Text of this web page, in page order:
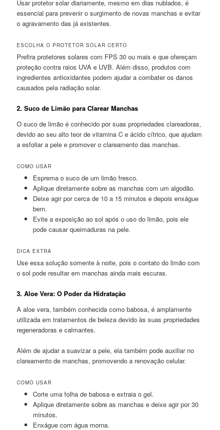
Usar protetor solar diariamente, mesmo em dias nublados, é
essencial para prevenir o surgimento de novas manchas e evitar
o agravamento das já existentes.
ESCOLHA O PROTETOR SOLAR CERTO
Prefira protetores solares com FPS 30 ou mais e que ofereçam
proteção contra raios UVA e UVB. Além disso, produtos com
ingredientes antioxidantes podem ajudar a combater os danos
causados pela radiação solar.
2.Suco de Limão para Clarear Manchas
O suco de limão é conhecido por suas propriedades clareadoras,
devido ao seu alto teor de vitamina C e ácido cítrico, que ajudam
a esfoliar a pele e promover o clareamento das manchas.
COMO USAR
Esprema o suco de um limão fresco.
Aplique diretamente sobre as manchas com um algodão.
Deixe agir por cerca de 10 a 15 minutos e depois enxágue
bem.
Evite a exposição ao sol após o uso do limão, pois ele
pode causar queimaduras na pele.
DICA EXTRA
Use essa solução somente à noite, pois o contato do limão com
o sol pode resultar em manchas ainda mais escuras.
3.Aloe Vera: O Poder da Hidratação
A aloe vera, também conhecida como babosa, é amplamente
utilizada em tratamentos de beleza devido às suas propriedades
regeneradoras e calmantes.
Além de ajudar a suavizar a pele, ela também pode auxiliar no
clareamento de manchas, promovendo a renovação celular.
COMO USAR
Corte uma folha de babosa e extraia o gel.
Aplique diretamente sobre as manchas e deixe agir por 30
minutos.
Enxágue com água morna.